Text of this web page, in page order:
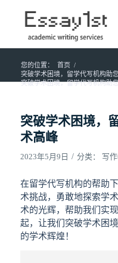
您的位置： 首页 /
突破学术困境，留学代写机构助
突破学术困境，留学代写机构助
突破学术困境，
术高峰
2023年5月9日 / 分类： 写
在留学代写机构的帮助
术挑战，勇敢地探索学
术的光辉，帮助我们实
起，让我们突破学术困
的学术辉煌！